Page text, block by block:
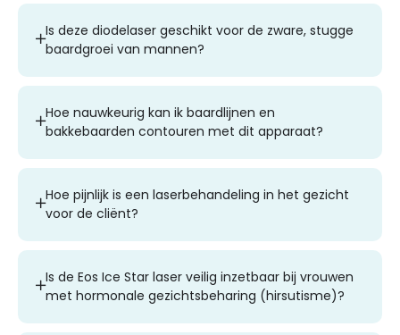
Is deze diodelaser geschikt voor de zware, stugge
baardgroei van mannen?
Hoe nauwkeurig kan ik baardlijnen en
bakkebaarden contouren met dit apparaat?
Hoe pijnlijk is een laserbehandeling in het gezicht
voor de cliënt?
Is de Eos Ice Star laser veilig inzetbaar bij vrouwen
met hormonale gezichtsbeharing (hirsutisme)?